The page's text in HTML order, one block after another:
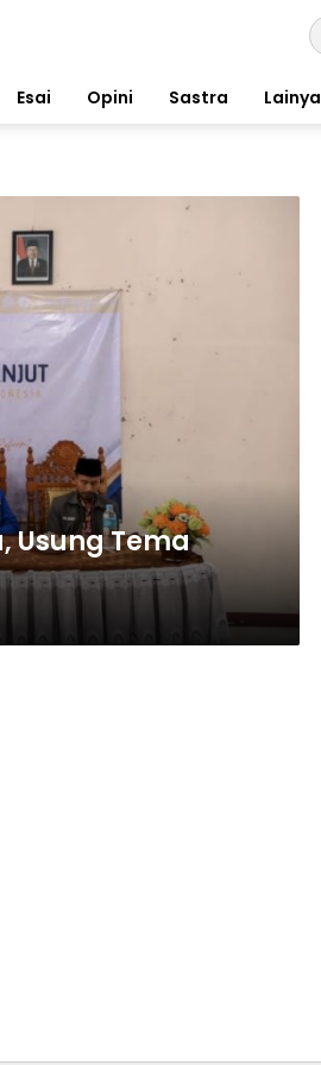
Esai Opini Sastra Lainya
Usung Tema